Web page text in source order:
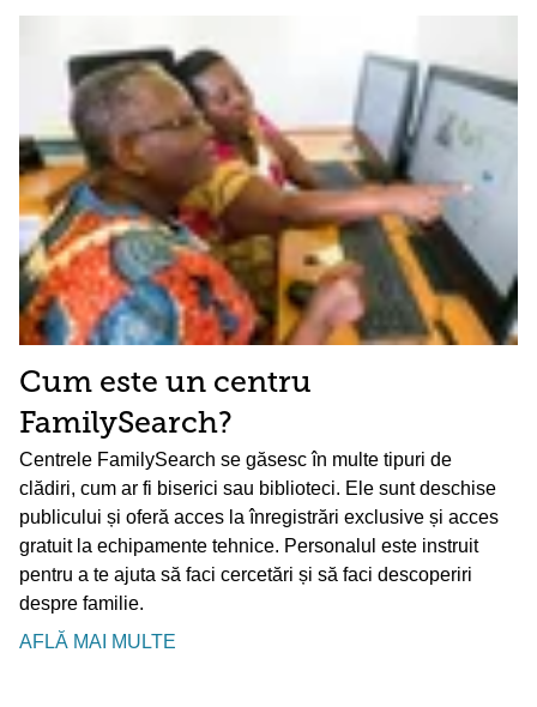
Cum este un centru
FamilySearch?
Centrele FamilySearch se găsesc în multe tipuri de
clădiri, cum ar fi biserici sau biblioteci. Ele sunt deschise
publicului și oferă acces la înregistrări exclusive și acces
gratuit la echipamente tehnice. Personalul este instruit
pentru a te ajuta să faci cercetări și să faci descoperiri
despre familie.
AFLĂ MAI MULTE